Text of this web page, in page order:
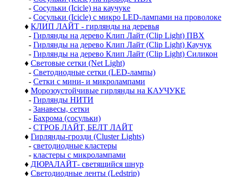
- Сосульки (Icicle) на каучуке
- Сосульки (Icicle) с микро LED-лампами на проволоке
♦ КЛИП ЛАЙТ - гирлянды на деревья
- Гирлянды на дерево Клип Лайт (Clip Light) ПВХ
- Гирлянды на дерево Клип Лайт (Clip Light) Каучук
- Гирлянды на дерево Клип Лайт (Clip Light) Силикон
♦ Световые сетки (Net Light)
- Светодиодные сетки (LED-лампы)
- Сетки с мини- и микролампами
♦ Морозоустойчивые гирлянды на КАУЧУКЕ
- Гирлянды НИТИ
- Занавесы, сетки
- Бахрома (сосульки)
- СТРОБ ЛАЙТ, БЕЛТ ЛАЙТ
♦ Гирлянды-грозди (Cluster Lights)
- светодиодные кластеры
- кластеры с микролампами
♦ ДЮРАЛАЙТ- светящийся шнур
♦ Светодиодные ленты (Ledstrip)